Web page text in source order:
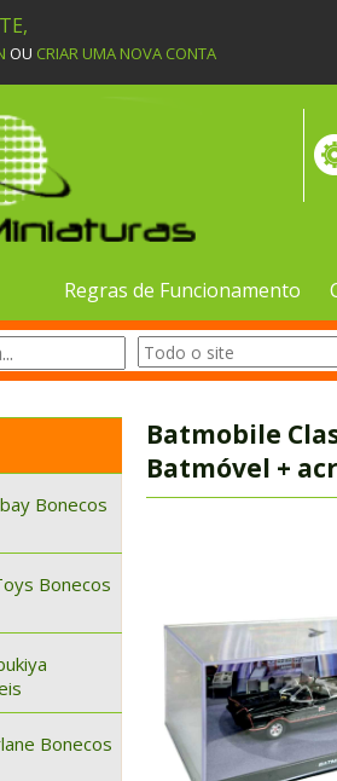
OU CRIAR UMA NOVA CONTA
Regras de Funcionamento
Bonecos
Bonecos
Bonecos
Batmobile
Batmóvel +